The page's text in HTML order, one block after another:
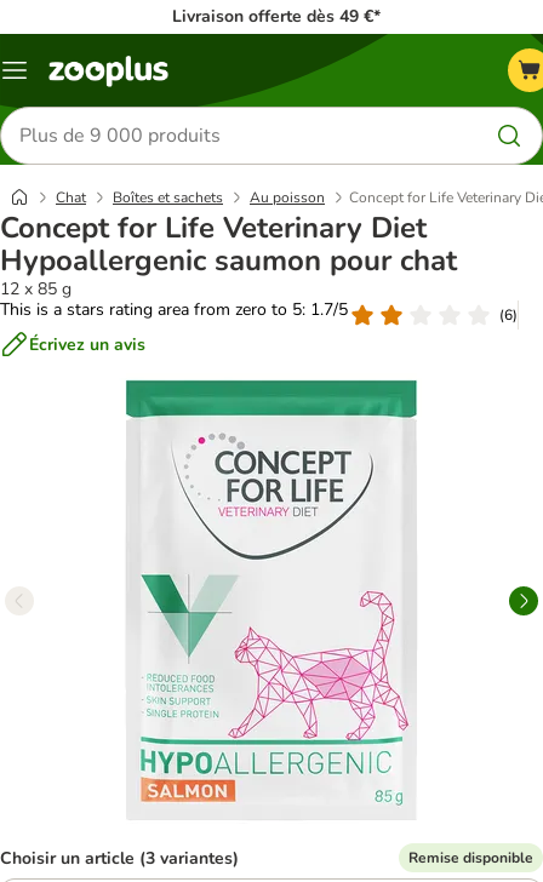
Livraison offerte dès 49 €*
Menu
Rechercher
des
produits
Chat Boîtes et sachets Au poisson Concept for Life Veterinary
Concept for Life Veterinary Diet
Hypoallergenic saumon pour chat
12 x 85 g
This is a stars rating area from zero to 5: 1.7/5
(6)
Écrivez un avis
Choisir un article (3 variantes) Remise disponible